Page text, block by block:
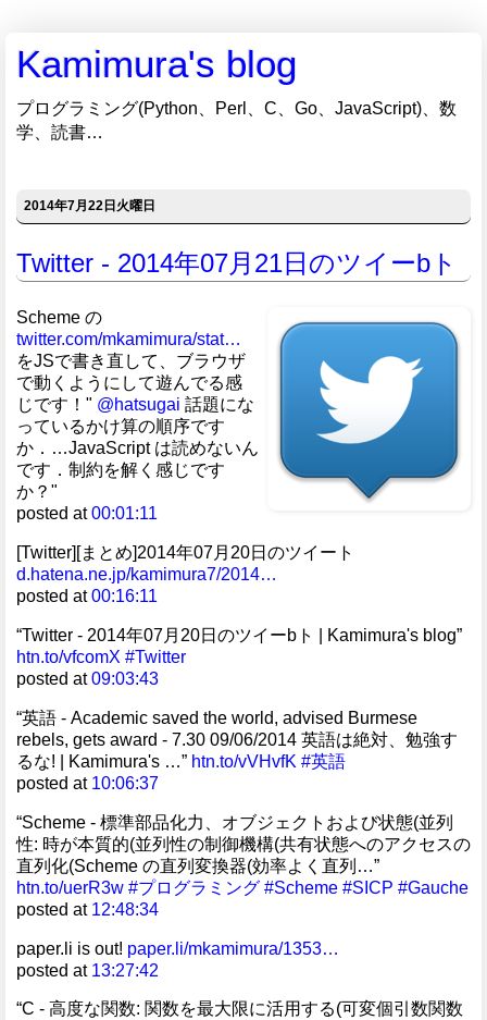
Kamimura's blog
プログラミング(Python、Perl、C、Go、JavaScript)、数
学、読書…
2014年7月22日火曜日
Twitter - 2014年07月21日のツイーbト
Scheme の
twitter.com/mkamimura/stat…
をJSで書き直して、ブラウザ
で動くようにして遊んでる感
じです！" @hatsugai 話題にな
っているかけ算の順序です
か．…JavaScript は読めないん
です．制約を解く感じです
か？"
posted at00:01:11
[Twitter][まとめ]2014年07月20日のツイート
d.hatena.ne.jp/kamimura7/2014…
posted at00:16:11
“Twitter - 2014年07月20日のツイーbト | Kamimura's blog”
htn.to/vfcomX #Twitter
posted at09:03:43
“英語 - Academic saved the world, advised Burmese
rebels, gets award - 7.30 09/06/2014 英語は絶対、勉強す
るな! | Kamimura's …” htn.to/vVHvfK #英語
posted at 10:06:37
“Scheme - 標準部品化力、オブジェクトおよび状態(並列
性: 時が本質的(並列性の制御機構(共有状態へのアクセスの
直列化(Scheme の直列変換器(効率よく直列…”
htn.to/uerR3w #プログラミング #Scheme #SICP #Gauche
posted at 12:48:34
paper.li is out! paper.li/mkamimura/1353…
posted at 13:27:42
“C - 高度な関数: 関数を最大限に活用する(可変個引数関数